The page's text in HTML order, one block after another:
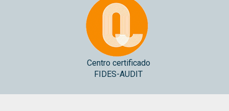
Centro certificado
FIDES-AUDIT